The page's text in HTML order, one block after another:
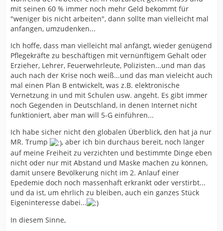
mit seinen 60 % immer noch mehr Geld bekommt für
"weniger bis nicht arbeiten", dann sollte man vielleicht mal
anfangen, umzudenken...
Ich hoffe, dass man vielleicht mal anfängt, wieder genügend
Pflegekräfte zu beschäftigen mit vernünftigem Gehalt oder
Erzieher, Lehrer, Feuerwehrleute, Polizisten...und man das
auch nach der Krise noch weiß...und das man vieleicht auch
mal einen Plan B entwickelt, was z.B. elektronische
Vernetzung in und mit Schulen usw. angeht. Es gibt immer
noch Gegenden in Deutschland, in denen Internet nicht
funktioniert, aber man will 5-G einführen...
Ich habe sicher nicht den globalen Überblick, den hat ja nur
MR. Trump
, aber ich bin durchaus bereit, noch länger
auf meine Freiheit zu verzichten und bestimmte Dinge eben
nicht oder nur mit Abstand und Maske machen zu können,
damit unsere Bevölkerung nicht im 2. Anlauf einer
Epedemie doch noch massenhaft erkrankt oder verstirbt...
und da ist, um ehrlich zu bleiben, auch ein ganzes Stück
Eigeninteresse dabei...
In diesem Sinne,